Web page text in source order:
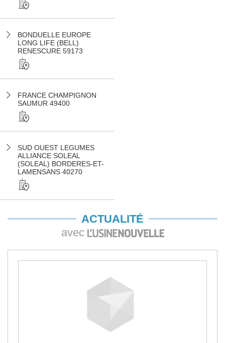
BONDUELLE EUROPE
LONG LIFE (BELL)
RENESCURE 59173
FRANCE CHAMPIGNON
SAUMUR 49400
SUD OUEST LEGUMES
ALLIANCE SOLEAL
(SOLEAL) BORDERES-ET-
LAMENSANS 40270
ACTUALITÉ
avec